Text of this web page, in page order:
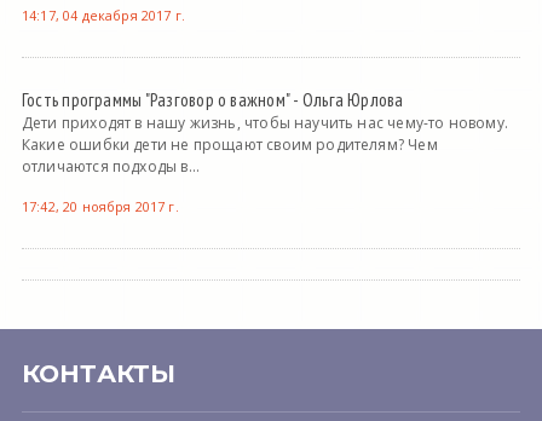
14:17, 04 декабря 2017 г.
Гость программы "Разговор о важном" - Ольга Юрлова
Дети приходят в нашу жизнь, чтобы научить нас чему-то новому.
Какие ошибки дети не прощают своим родителям? Чем
отличаются подходы в...
17:42, 20 ноября 2017 г.
КОНТАКТЫ